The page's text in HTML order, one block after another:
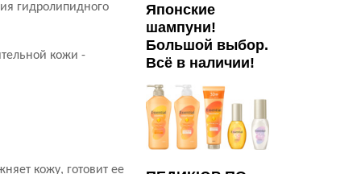
гидролипидного
кожи -
кожу, готовит ее
Японские
шампуни!
Большой выбор.
Всё в наличии!